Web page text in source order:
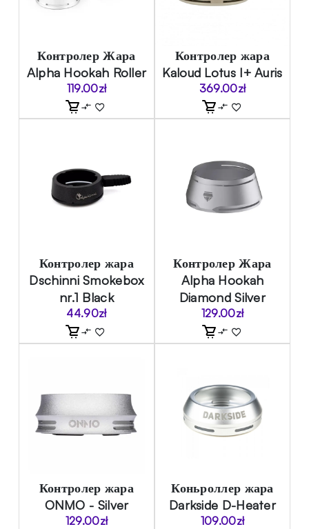
Контролер Жара
Alpha Hookah Roller
119.00zł
Контролер жара
Kaloud Lotus I+ Auris
369.00zł
Контролер жара
Dschinni Smokebox
nr.1 Black
44.90zł
Контролер Жара
Alpha Hookah
Diamond Silver
129.00zł
Контролер жара
ONMO - Silver
129.00zł
Коньроллер жара
Darkside D-Heater
109.00zł